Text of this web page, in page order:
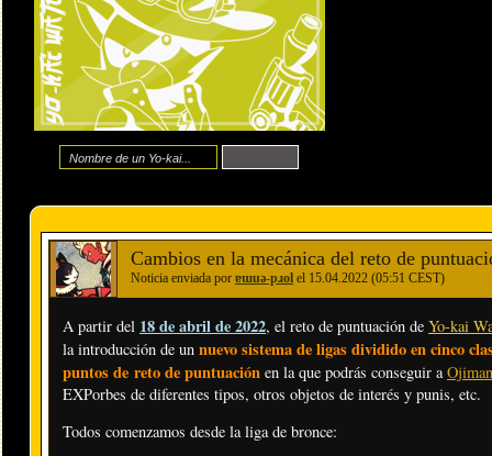
Cambios en la mecánica del reto de
Noticia enviada por ɐɯuǝ-pɹol el 15.04.2022 (05:51 CEST)
A partir del 18 de abril de 2022, el reto de puntuación de Yo-kai
la introducción de un nuevo sistema de ligas dividido en cinco
puntos de reto de puntuación en la que podrás conseguir a
EXPorbes de diferentes tipos, otros objetos de interés y punis, etc.
Todos comenzamos desde la liga de bronce: